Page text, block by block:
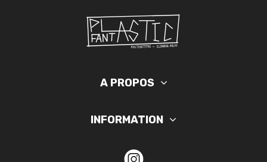
A PROPOS
INFORMATION